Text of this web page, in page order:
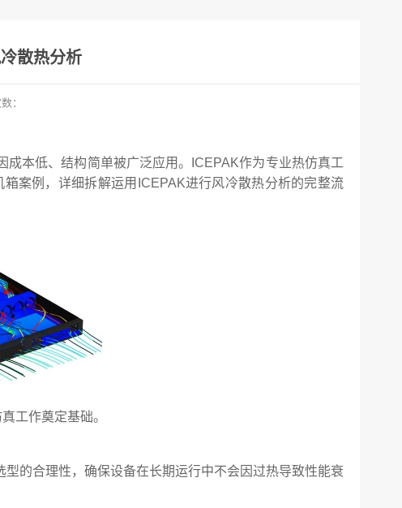
散热分析
：
本低、结构简单被广泛应用。ICEPAK作为专业热仿真工
案例，详细拆解运用ICEPAK进行风冷散热分析的完整流
工作奠定基础。
的合理性，确保设备在长期运行中不会因过热导致性能衰